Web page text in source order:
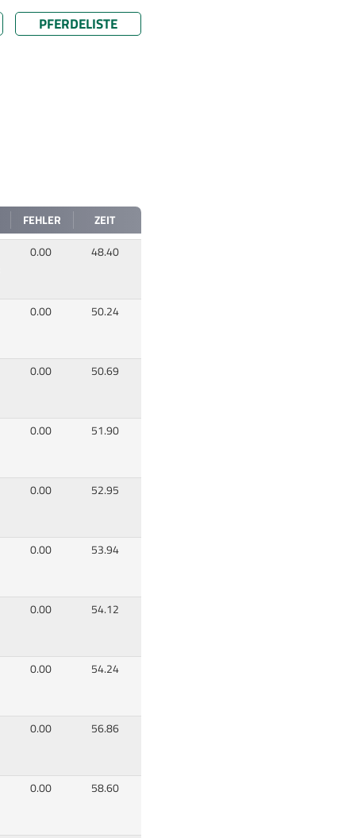
PFERDELISTE
FEHLER
ZEIT
0.00 48.40
0.00 50.24
0.00 50.69
0.00 51.90
0.00 52.95
0.00 53.94
0.00 54.12
0.00 54.24
0.00 56.86
0.00 58.60